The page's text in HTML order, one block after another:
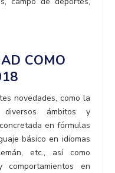
COMO
novedades, como la
ámbitos y
en fórmulas
básico en idiomas
etc., así como
comportamientos en